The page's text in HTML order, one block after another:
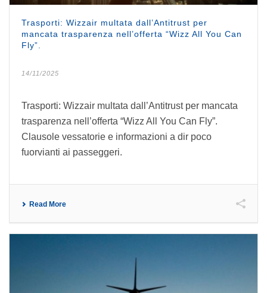
Trasporti: Wizzair multata dall’Antitrust per
mancata trasparenza nell’offerta “Wizz All You Can
Fly”.
14/11/2025
Trasporti: Wizzair multata dall’Antitrust per mancata
trasparenza nell’offerta “Wizz All You Can Fly”.
Clausole vessatorie e informazioni a dir poco
fuorvianti ai passeggeri.
Read More